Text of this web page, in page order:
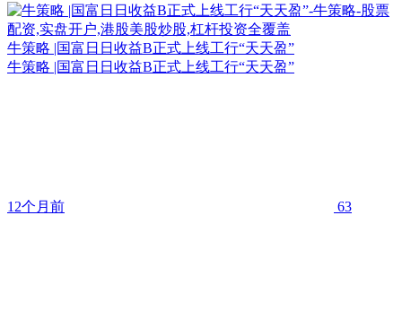
牛策略 |国富日日收益B正式上线工行“天天盈”
牛策略 |国富日日收益B正式上线工行“天天盈”
12个月前 63